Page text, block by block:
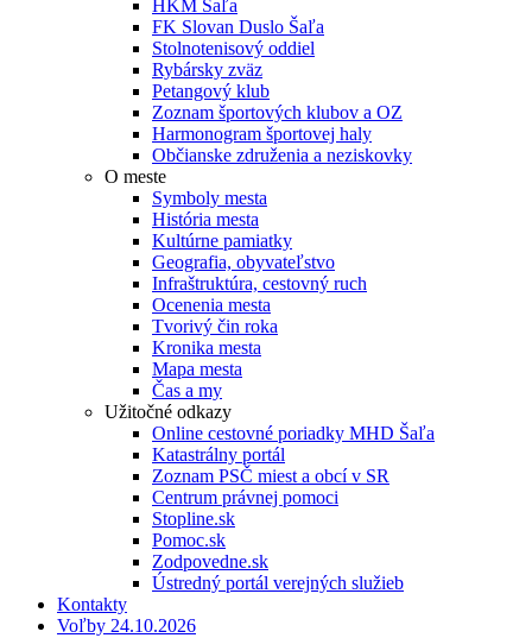
HKM Šaľa
FK Slovan Duslo Šaľa
Stolnotenisový oddiel
Rybársky zväz
Petangový klub
Zoznam športových klubov a OZ
Harmonogram športovej haly
Občianske združenia a neziskovky
O meste
Symboly mesta
História mesta
Kultúrne pamiatky
Geografia, obyvateľstvo
Infraštruktúra, cestovný ruch
Ocenenia mesta
Tvorivý čin roka
Kronika mesta
Mapa mesta
Čas a my
Užitočné odkazy
Online cestovné poriadky MHD Šaľa
Katastrálny portál
Zoznam PSČ miest a obcí v SR
Centrum právnej pomoci
Stopline.sk
Pomoc.sk
Zodpovedne.sk
Ústredný portál verejných služieb
Kontakty
Voľby 24.10.2026